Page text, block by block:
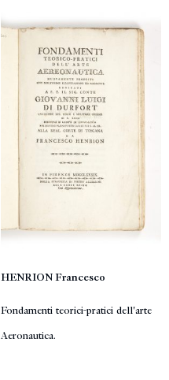
HENRION Francesco
Fondamenti teorici-pratici dell'arte
Aeronautica.